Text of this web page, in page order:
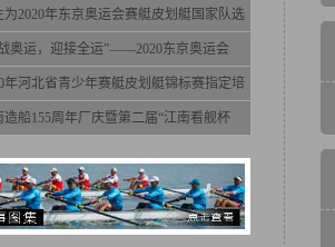
为2020年东京奥运会赛艇皮划艇国家队选
奥运，迎接全运”——2020东京奥运会
年河北省青少年赛艇皮划艇锦标赛指定培
造船155周年厂庆暨第二届“江南看舰杯